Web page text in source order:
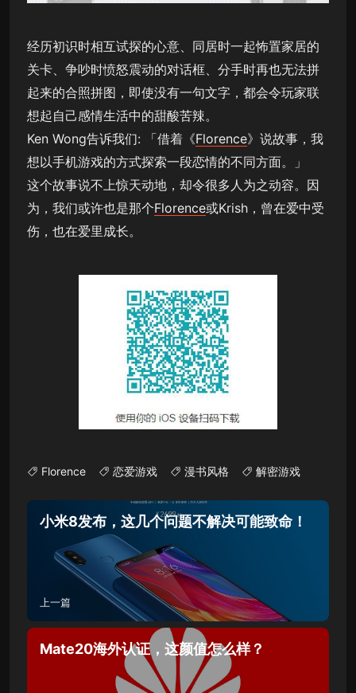
经历初识时相互试探的心意、同居时一起怖置家居的
关卡、争吵时愤怒震动的对话框、分手时再也无法拼
起来的合照拼图，即使没有一句文字，都会令玩家联
想起自己感情生活中的甜酸苦辣。
Ken Wong告诉我们: 「借着《Florence》说故事，我
想以手机游戏的方式探索一段恋情的不同方面。」
这个故事说不上惊天动地，却令很多人为之动容。因
为，我们或许也是那个Florence或Krish，曾在爱中受
伤，也在爱里成长。
Florence 恋爱游戏 漫书风格 解密游戏
小米8发布，这几个问题不解决可能致命！
上一篇
Mate20海外认证，这颜值怎么样？